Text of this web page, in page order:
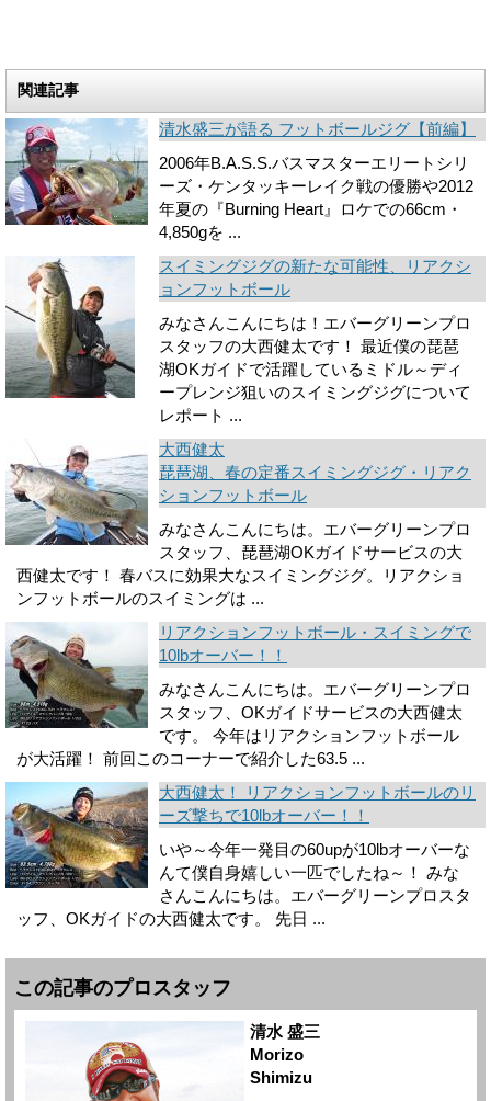
関連記事
清水盛三が語る フットボールジグ【前編】
2006年B.A.S.S.バスマスターエリートシリ
ーズ・ケンタッキーレイク戦の優勝や2012
年夏の『Burning Heart』ロケでの66cm・
4,850gを ...
スイミングジグの新たな可能性、リアクシ
ョンフットボール
みなさんこんにちは！エバーグリーンプロ
スタッフの大西健太です！ 最近僕の琵琶
湖OKガイドで活躍しているミドル～ディ
ープレンジ狙いのスイミングジグについて
レポート ...
大西健太
琵琶湖、春の定番スイミングジグ・リアク
ションフットボール
みなさんこんにちは。エバーグリーンプロ
スタッフ、琵琶湖OKガイドサービスの大
西健太です！ 春バスに効果大なスイミングジグ。リアクショ
ンフットボールのスイミングは ...
リアクションフットボール・スイミングで
10lbオーバー！！
みなさんこんにちは。エバーグリーンプロ
スタッフ、OKガイドサービスの大西健太
です。 今年はリアクションフットボール
が大活躍！ 前回このコーナーで紹介した63.5 ...
大西健太！ リアクションフットボールのリ
ーズ撃ちで10lbオーバー！！
いや～今年一発目の60upが10lbオーバーな
んて僕自身嬉しい一匹でしたね～！ みな
さんこんにちは。エバーグリーンプロスタ
ッフ、OKガイドの大西健太です。 先日 ...
この記事のプロスタッフ
清水 盛三
Morizo
Shimizu